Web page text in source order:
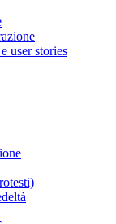
user stories